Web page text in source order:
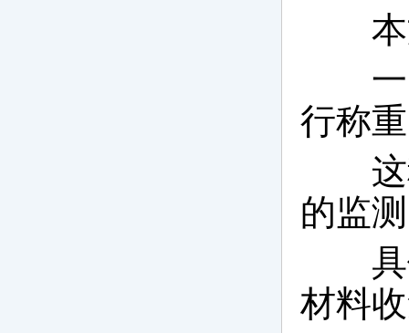
本文
一、
行称
这种
的监
具体
材料